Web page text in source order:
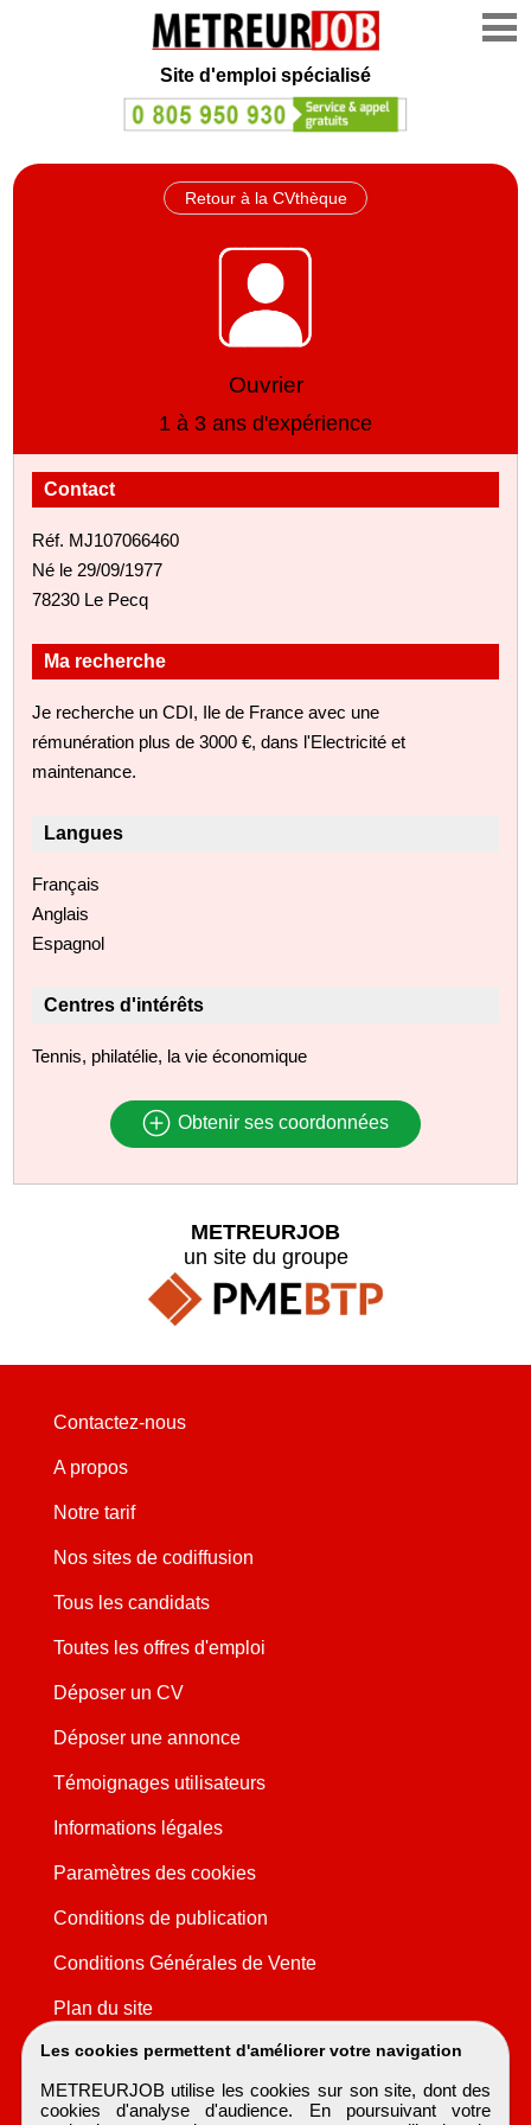
Site d'emploi spécialisé
Retour à la CVthèque
Ouvrier
1 à 3 ans d'expérience
Contact
Réf. MJ107066460
Né le 29/09/1977
78230 Le Pecq
Ma recherche
Je recherche un CDI, Ile de France avec une
rémunération plus de 3000 €, dans l'Electricité et
maintenance.
Langues
Français
Anglais
Espagnol
Centres d'intérêts
Tennis, philatélie, la vie économique
Obtenir ses coordonnées
Les cookies permettent d'améliorer votre navigation
METREURJOB utilise les cookies sur son site, dont des
cookies d'analyse d'audience. En poursuivant votre
METREURJOB
un site du groupe
Contactez-nous
A propos
Notre tarif
Nos sites de codiffusion
Tous les candidats
Toutes les offres d'emploi
Déposer un CV
Déposer une annonce
Témoignages utilisateurs
Informations légales
Paramètres des cookies
Conditions de publication
Conditions Générales de Vente
Plan du site